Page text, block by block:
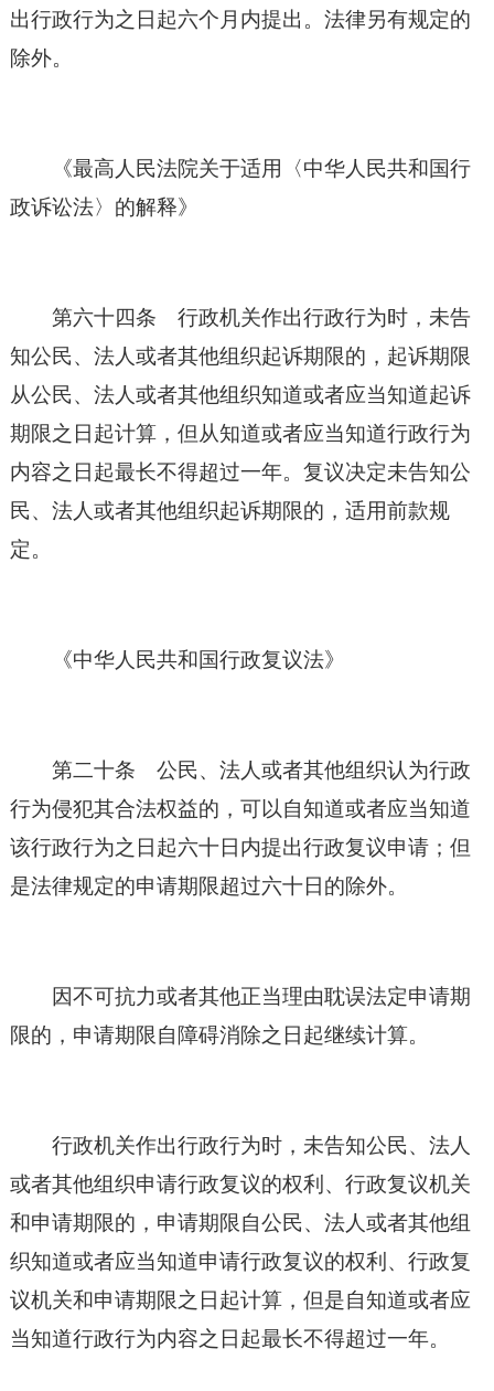
出行政行为之日起六个月内提出。法律另有规定的
除外。
《最高人民法院关于适用〈中华人民共和国行
政诉讼法〉的解释》
第六十四条 行政机关作出行政行为时，未告
知公民、法人或者其他组织起诉期限的，起诉期限
从公民、法人或者其他组织知道或者应当知道起诉
期限之日起计算，但从知道或者应当知道行政行为
内容之日起最长不得超过一年。复议决定未告知公
民、法人或者其他组织起诉期限的，适用前款规
定。
《中华人民共和国行政复议法》
第二十条 公民、法人或者其他组织认为行政
行为侵犯其合法权益的，可以自知道或者应当知道
该行政行为之日起六十日内提出行政复议申请；但
是法律规定的申请期限超过六十日的除外。
因不可抗力或者其他正当理由耽误法定申请期
限的，申请期限自障碍消除之日起继续计算。
行政机关作出行政行为时，未告知公民、法人
或者其他组织申请行政复议的权利、行政复议机关
和申请期限的，申请期限自公民、法人或者其他组
织知道或者应当知道申请行政复议的权利、行政复
议机关和申请期限之日起计算，但是自知道或者应
当知道行政行为内容之日起最长不得超过一年。